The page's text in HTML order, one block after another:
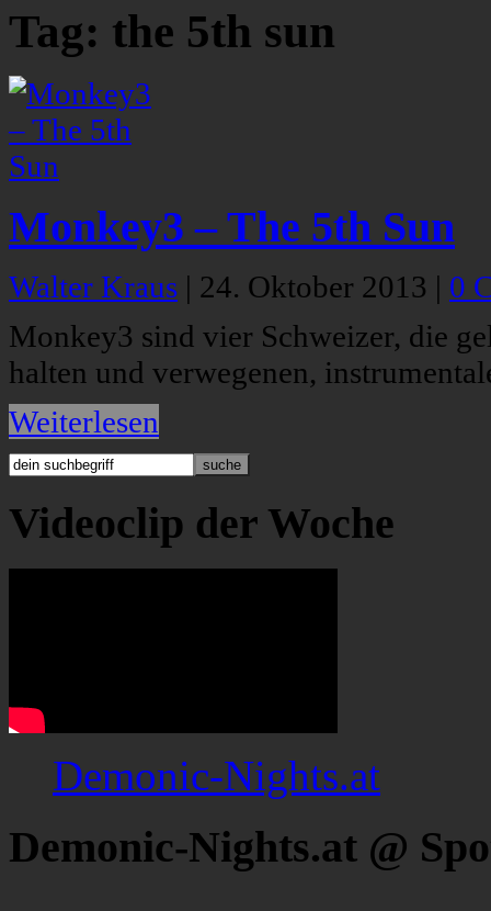
Tag: the 5th sun
Monkey3 – The 5th Sun
Walter Kraus | 24. Oktober 2013 | 0
Monkey3 sind vier Schweizer, die
halten und verwegenen,
Weiterlesen
Videoclip der Woche
Demonic-Nights.at
Demonic-Nights.at @